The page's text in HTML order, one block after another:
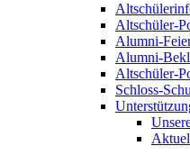
Altschüler-
Alumni-
Alumni-
Altschüler-
Schloss-